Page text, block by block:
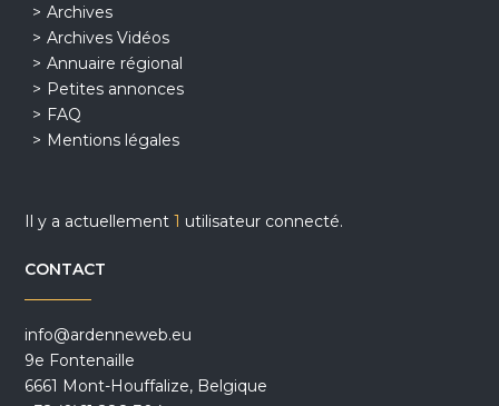
Archives
Archives Vidéos
Annuaire régional
Petites annonces
FAQ
Mentions légales
Il y a actuellement1 utilisateur connecté.
CONTACT
info@ardenneweb.eu
9e Fontenaille
6661 Mont-Houffalize, Belgique